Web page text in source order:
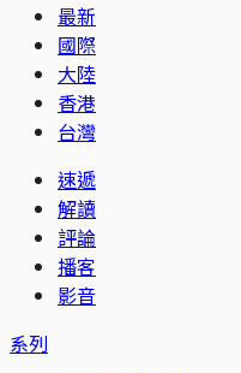
最新
國際
大陸
香港
台灣
速遞
解讀
評論
播客
影音
系列